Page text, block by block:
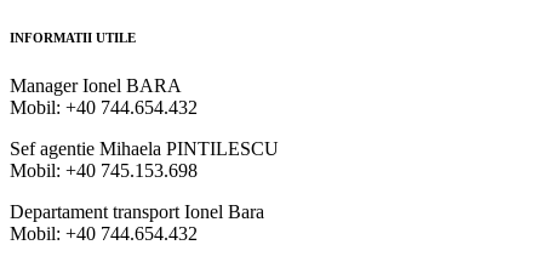
INFORMATII UTILE
Manager Ionel BARA
Mobil: +40 744.654.432
Sef agentie Mihaela PINTILESCU
Mobil: +40 745.153.698
Departament transport Ionel Bara
Mobil: +40 744.654.432